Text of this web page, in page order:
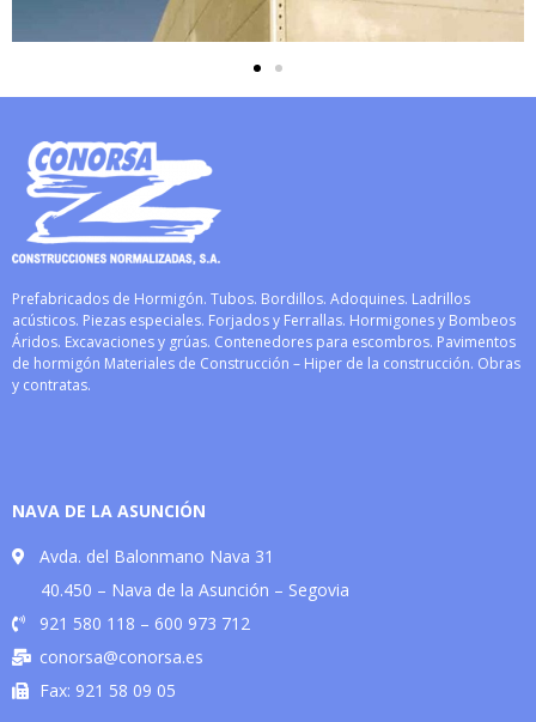
Prefabricados de Hormigón. Tubos. Bordillos. Adoquines. Ladrillos
acústicos. Piezas especiales. Forjados y Ferrallas. Hormigones y Bombeos
Áridos. Excavaciones y grúas. Contenedores para escombros. Pavimentos
de hormigón Materiales de Construcción – Hiper de la construcción. Obras
y contratas.
NAVA DE LA ASUNCIÓN
Avda. del Balonmano Nava 31
40.450 – Nava de la Asunción – Segovia
921 580 118 – 600 973 712
conorsa@conorsa.es
Fax: 921 58 09 05